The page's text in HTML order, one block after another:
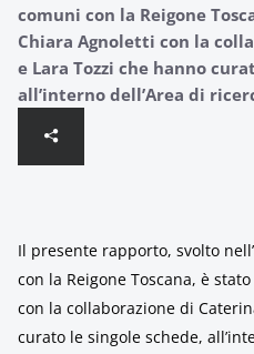
comuni con la Reigone
Chiara Agnoletti con la
e Lara Tozzi che hanno
all’interno dell’Area di
Il presente rapporto, svolto
con la Reigone Toscana, è
con la collaborazione di
curato le singole schede,